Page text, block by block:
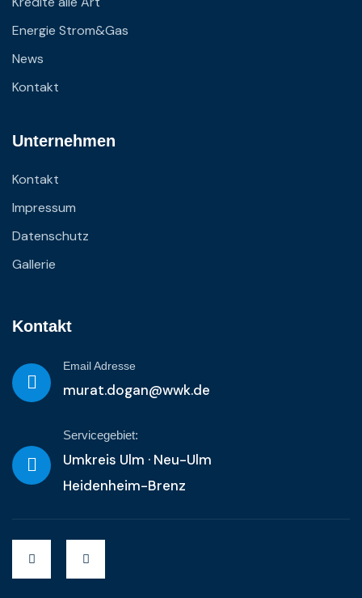
Energie Strom&Gas
News
Kontakt
Unternehmen
Kontakt
Impressum
Datenschutz
Gallerie
Kontakt
Email Adresse
murat.dogan@wwk.de
Servicegebiet:
Umkreis Ulm · Neu-Ulm
Heidenheim-Brenz